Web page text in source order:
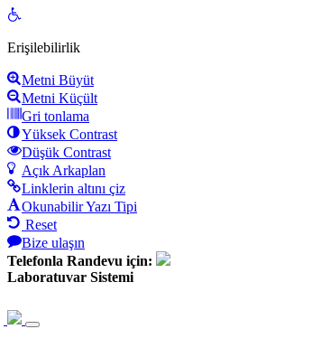
Open
Erişilebilirlik
Metni Büyüt
Metni Küçült
Gri tonlama
Yüksek Contrast
Düşük Contrast
Açık Arkaplan
Linklerin altını çiz
Okunabilir Yazı Tipi
Reset
Bize ulaşın
Telefonla Randevu için:
Laboratuvar Sistemi